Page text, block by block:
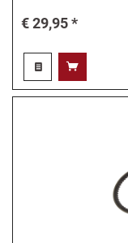
€ 29,95 *